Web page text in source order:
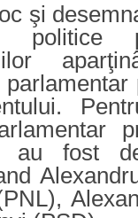
politice
au fost